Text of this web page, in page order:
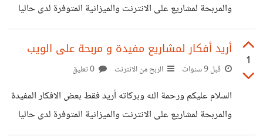
والمربحة لمشاريع على الانترنت والميزانية المتوفرة لدى حاليا
1000$ و يا حبذا لو كانت افكار جديدة أو مستوحاة من فكرة
اجنبية بشكل مختلف وشاكر لكم كثيرا ^_^
1
أريد أفكار لمشاريع مفيدة و مربحة على الويب
قبل 9 سنوات الربح من الانترنت
السلام عليكم ورحمة الله وبركاته أريد فقط بعض الافكار المفيدة
والمربحة لمشاريع على الانترنت والميزانية المتوفرة لدى حاليا
1000$ و يا حبذا لو كانت افكار جديدة أو مستوحاة من فكرة